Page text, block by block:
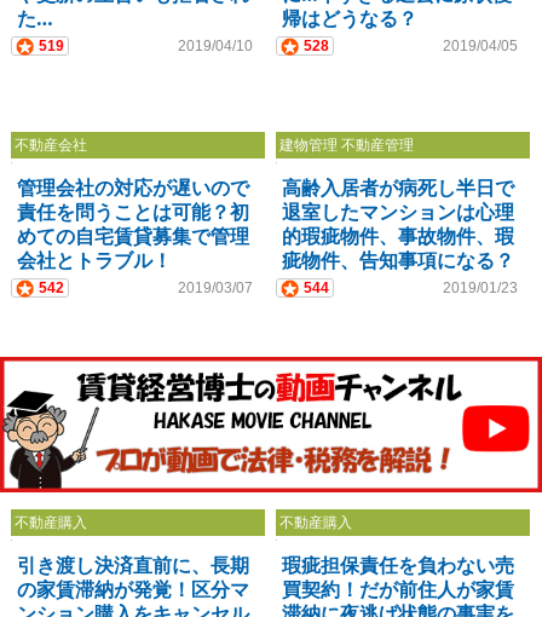
た…
519 2019/04/10
帰はどうなる？
528 2019/04/05
不動産会社
管理会社の対応が遅いので
責任を問うことは可能？初
めての自宅賃貸募集で管理
会社とトラブル！
542 2019/03/07
建物管理 不動産管理
高齢入居者が病死し半日で
退室したマンションは心理
的瑕疵物件、事故物件、瑕
疵物件、告知事項になる？
544 2019/01/23
不動産購入
引き渡し決済直前に、長期
の家賃滞納が発覚！区分マ
不動産購入
瑕疵担保責任を負わない売
買契約！だが前住人が家賃